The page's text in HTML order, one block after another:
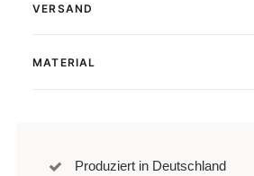
VERSAND
MATERIAL
Produziert in Deutschland